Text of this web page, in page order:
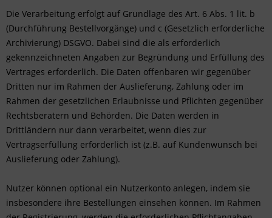
Die Verarbeitung erfolgt auf Grundlage des Art. 6 Abs. 1 lit. b
(Durchführung Bestellvorgänge) und c (Gesetzlich erforderliche
Archivierung) DSGVO. Dabei sind die als erforderlich
gekennzeichneten Angaben zur Begründung und Erfüllung des
Vertrages erforderlich. Die Daten offenbaren wir gegenüber
Dritten nur im Rahmen der Auslieferung, Zahlung oder im
Rahmen der gesetzlichen Erlaubnisse und Pflichten gegenüber
Rechtsberatern und Behörden. Die Daten werden in
Drittländern nur dann verarbeitet, wenn dies zur
Vertragserfüllung erforderlich ist (z.B. auf Kundenwunsch bei
Auslieferung oder Zahlung).
Nutzer können optional ein Nutzerkonto anlegen, indem sie
insbesondere ihre Bestellungen einsehen können. Im Rahmen